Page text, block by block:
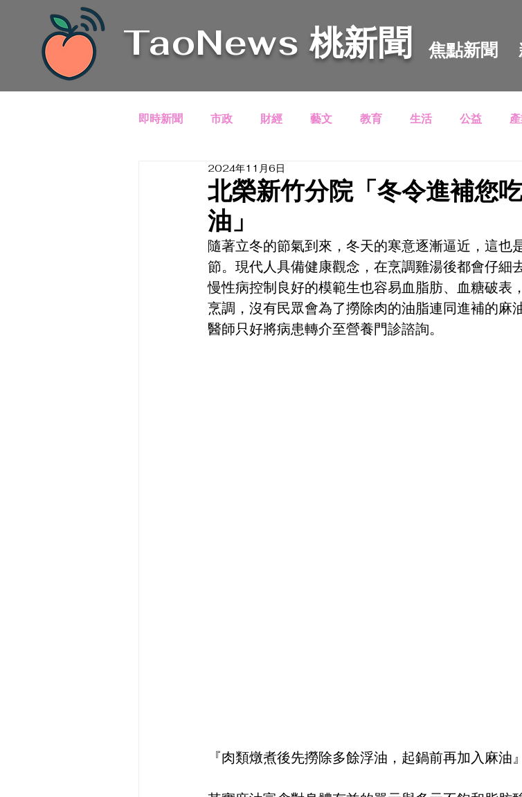
TaoNews 桃新聞 焦點新聞
即時新聞 市政 財經 藝文 教育 生活 公益
北榮新竹分院「冬令進補您
油」
2024年11月6日
隨著立冬的節氣到來，冬天的寒意逐漸逼近，這也
節。現代人具備健康觀念，在烹調雞湯後都會仔細
慢性病控制良好的模範生也容易血脂肪、血糖破表
烹調，沒有民眾會為了撈除肉的油脂連同進補的麻
醫師只好將病患轉介至營養門診諮詢。
『肉類燉煮後先撈除多餘浮油，起鍋前再加入麻油』